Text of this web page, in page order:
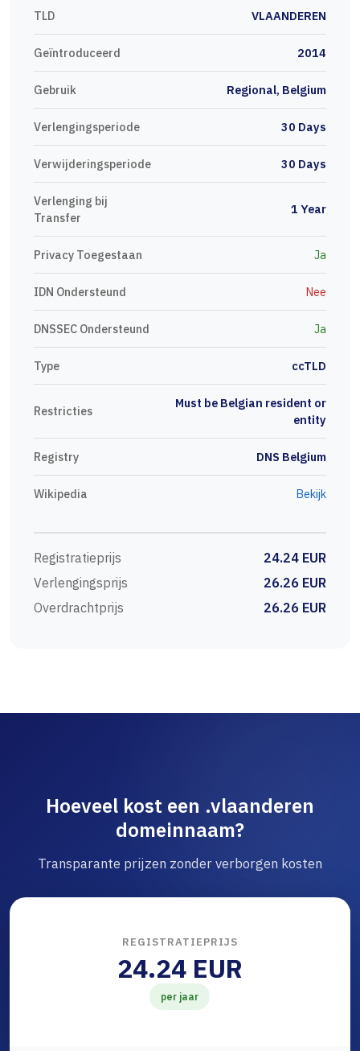
TLD VLAANDEREN
Geïntroduceerd 2014
Gebruik Regional, Belgium
Verlengingsperiode 30 Days
Verwijderingsperiode 30 Days
Verlenging bij
Transfer
1 Year
Privacy Toegestaan Ja
IDN Ondersteund Nee
DNSSEC Ondersteund Ja
Type ccTLD
Restricties
Must be Belgian resident or
entity
Registry DNS Belgium
Wikipedia Bekijk
Registratieprijs
24.24 EUR
Verlengingsprijs
26.26 EUR
Overdrachtprijs
26.26 EUR
Hoeveel kost een .vlaanderen
domeinnaam?
Transparante prijzen zonder verborgen kosten
REGISTRATIEPRIJS
24.24 EUR
per jaar